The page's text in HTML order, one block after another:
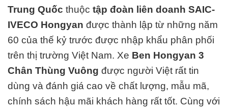
Trung Quốc thuộc tập đoàn liên doanh SAIC-
IVECO Hongyan được thành lập từ những năm
60 của thế kỷ trước được nhập khẩu phân phối
trên thị trường Việt Nam. Xe Ben Hongyan 3
Chân Thùng Vuông được người Việt rất tin
dùng và đánh giá cao về chất lượng, mẫu mã,
chính sách hậu mãi khách hàng rất tốt. Cùng với